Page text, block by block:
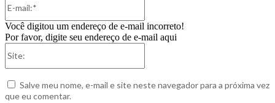
Você digitou um endereço de e-mail incorreto!
Por favor, digite seu endereço de e-mail aqui
Salve meu nome, e-mail e site neste navegador para a próxima vez
que eu comentar.